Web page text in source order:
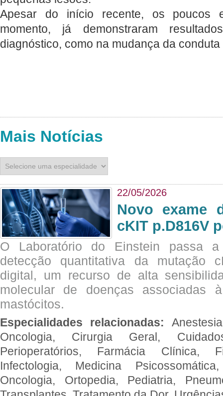
Apesar do início recente, os poucos
momento, já demonstraram
diagnóstico, como na mudança da
Mais Notícias
22/05/2026
Novo exame
cKIT p.D816V
O Laboratório do Einstein passa
detecção quantitativa da mutação
digital, um recurso de alta
molecular de doenças associadas
mastócitos.
Especialidades relacionadas:
Oncologia, Cirurgia Geral,
Perioperatórios, Farmácia Clínica,
Infectologia, Medicina
Oncologia, Ortopedia, Pediatria,